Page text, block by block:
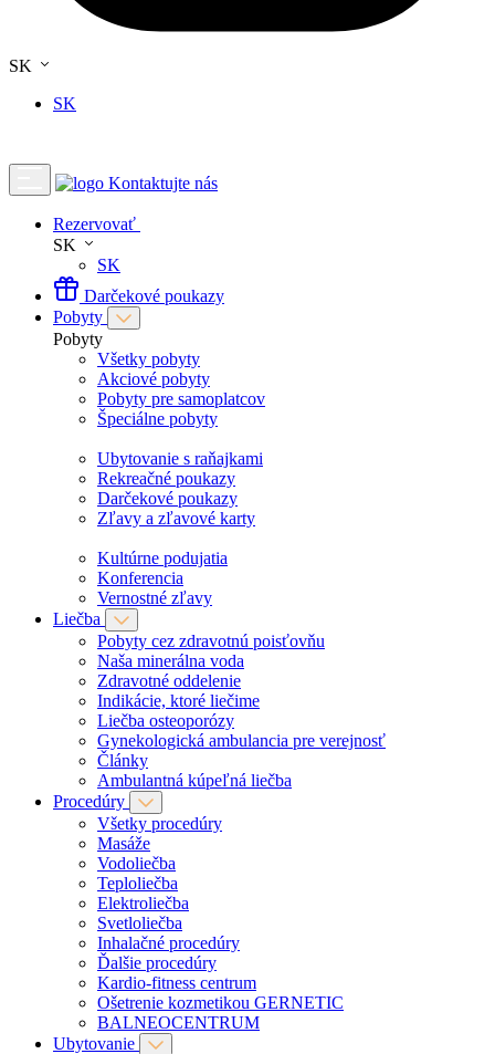
SK
SK
Kontaktujte nás
Rezervovať
SK
SK
Darčekové poukazy
Pobyty
Pobyty
Všetky pobyty
Akciové pobyty
Pobyty pre samoplatcov
Špeciálne pobyty
Ubytovanie s raňajkami
Rekreačné poukazy
Darčekové poukazy
Zľavy a zľavové karty
Kultúrne podujatia
Konferencia
Vernostné zľavy
Liečba
Pobyty cez zdravotnú poisťovňu
Naša minerálna voda
Zdravotné oddelenie
Indikácie, ktoré liečime
Liečba osteoporózy
Gynekologická ambulancia pre verejnosť
Články
Ambulantná kúpeľná liečba
Procedúry
Všetky procedúry
Masáže
Vodoliečba
Teploliečba
Elektroliečba
Svetloliečba
Inhalačné procedúry
Ďalšie procedúry
Kardio-fitness centrum
Ošetrenie kozmetikou GERNETIC
BALNEOCENTRUM
Ubytovanie